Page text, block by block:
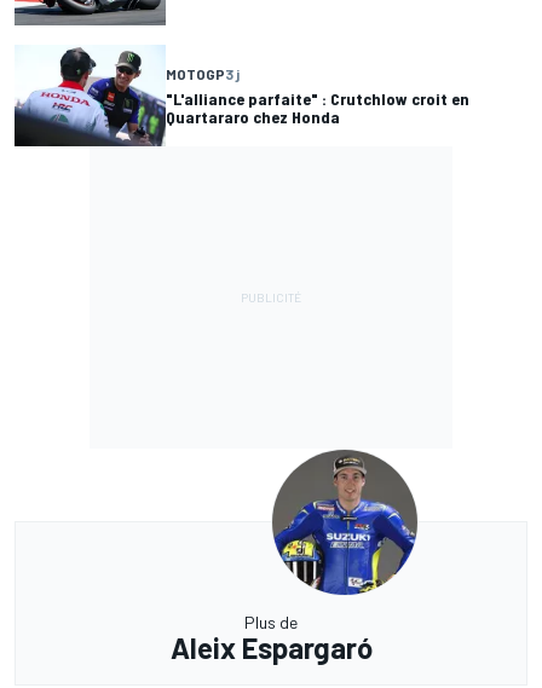
MOTOGP3 j
"L'alliance parfaite" : Crutchlow croit en
Quartararo chez Honda
Plus de
Aleix Espargaró